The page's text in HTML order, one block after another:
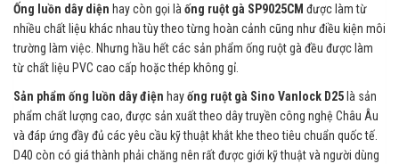
Ống luồn dây diện hay còn gọi là ống ruột gà SP9025CM được làm từ
nhiều chất liệu khác nhau tùy theo từng hoàn cảnh cũng như điều kiện môi
trường làm việc. Nhưng hầu hết các sản phẩm ống ruột gà đều được làm
từ chất liệu PVC cao cấp hoặc thép không gỉ.
Sản phẩm ống luồn dây điện hayống ruột gà Sino Vanlock D25là sản
phẩm chất lượng cao, được sản xuất theo dây truyền công nghệ Châu Âu
và đáp ứng đầy đủ các yêu cầu kỹ thuật khắt khe theo tiêu chuẩn quốc tế.
D40 còn có giá thành phải chăng nên rất được giới kỹ thuật và người dùng